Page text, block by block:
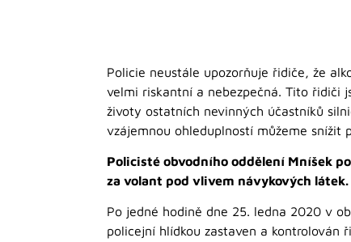
Policie neustále upozorňuje řidiče, že
velmi riskantní a nebezpečná. Tito řidiči
životy ostatních nevinných účastníků
vzájemnou ohleduplností můžeme snížit
Policisté obvodního oddělení Mníšek
za volant pod vlivem návykových látek.
Po jedné hodině dne 25. ledna 2020 v
policejní hlídkou zastaven a kontrolován